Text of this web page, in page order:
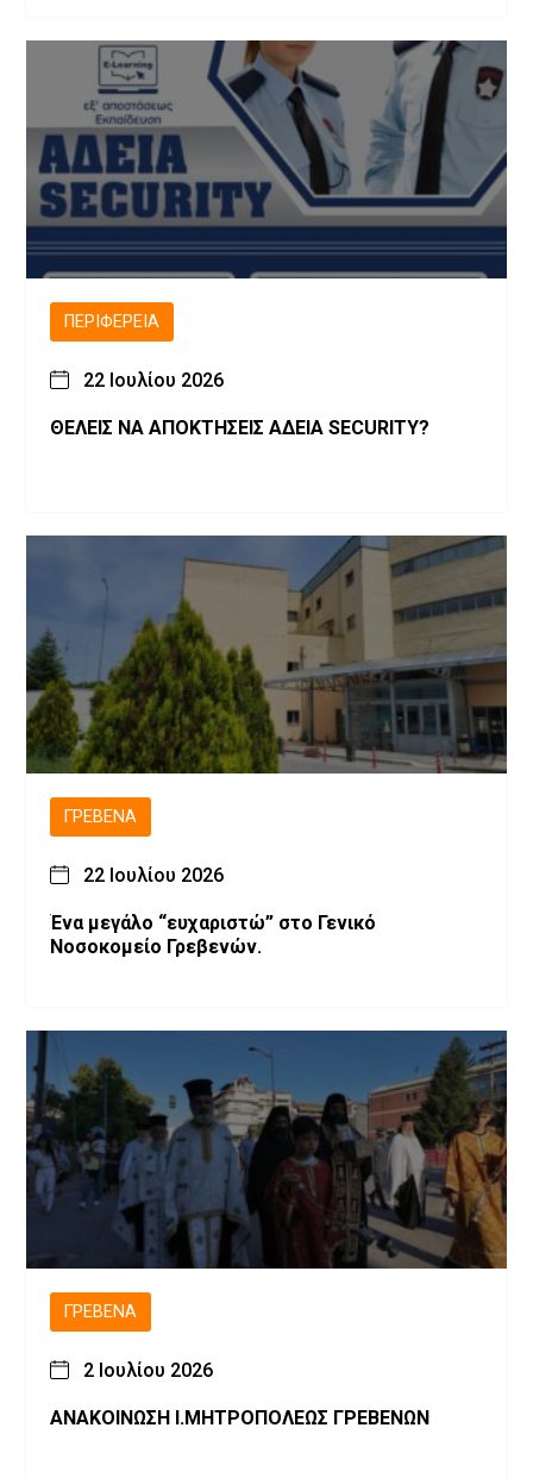
ΠΕΡΙΦΈΡΕΙΑ
22 Ιουλίου 2026
ΘΕΛΕΙΣ ΝΑ ΑΠΟΚΤΗΣΕΙΣ ΑΔΕΙΑ SECURITY?
ΓΡΕΒΕΝΆ
22 Ιουλίου 2026
Ένα μεγάλο “ευχαριστώ” στο Γενικό
Νοσοκομείο Γρεβενών.
ΓΡΕΒΕΝΆ
2 Ιουλίου 2026
ΑΝΑΚΟΙΝΩΣΗ Ι.ΜΗΤΡΟΠΟΛΕΩΣ ΓΡΕΒΕΝΩΝ